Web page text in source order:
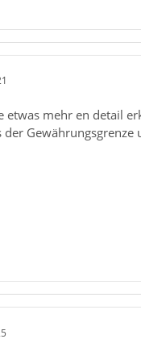
etwas mehr en detail
Gewährungsgrenze